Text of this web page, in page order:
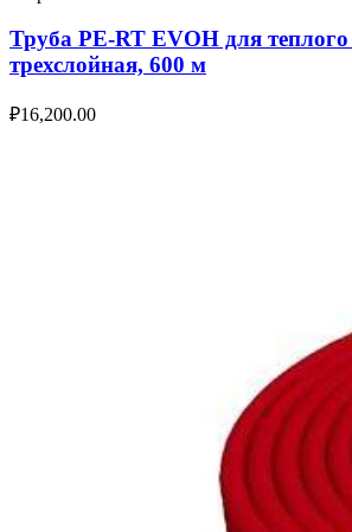
Труба PE-RT EVOH для
трехслойная, 600 м
₽16,200.00